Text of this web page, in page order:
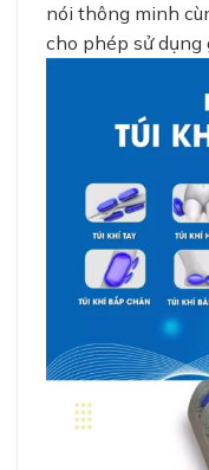
nói thông minh
cho phép sử dụng